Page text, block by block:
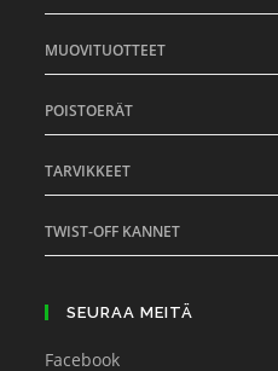
MUOVITUOTTEET
POISTOERÄT
TARVIKKEET
TWIST-OFF KANNET
SEURAA MEITÄ
Facebook